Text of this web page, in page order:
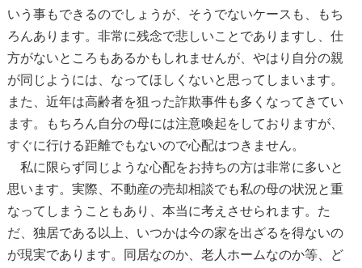
いう事もできるのでしょうが、そうでないケースも、もち
ろんあります。非常に残念で悲しいことでありますし、仕
方がないところもあるかもしれませんが、やはり自分の親
が同じようには、なってほしくないと思ってしまいます。
また、近年は高齢者を狙った詐欺事件も多くなってきてい
ます。もちろん自分の母には注意喚起をしておりますが、
すぐに行ける距離でもないので心配はつきません。
私に限らず同じような心配をお持ちの方は非常に多いと
思います。実際、不動産の売却相談でも私の母の状況と重
なってしまうこともあり、本当に考えさせられます。た
だ、独居である以上、いつかは今の家を出ざるを得ないの
が現実であります。同居なのか、老人ホームなのか等、ど